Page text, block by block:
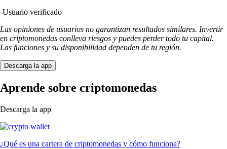
-Usuario verificado
Las opiniones de usuarios no garantizan resultados similares. Invertir
en criptomonedas conlleva riesgos y puedes perder todo tu capital.
Las funciones y su disponibilidad dependen de tu región.
Descarga la app
Aprende sobre criptomonedas
Descarga la app
¿Qué es una cartera de criptomonedas y cómo funciona?